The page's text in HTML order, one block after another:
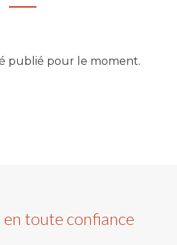
publié pour le moment.
en toute confiance